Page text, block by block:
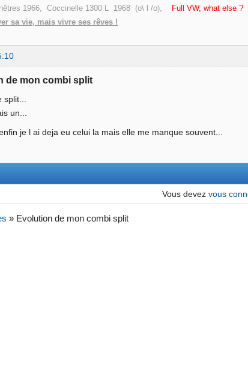
1966, Coccinelle 1300 L 1968 (o\ l /o),
Full VW, what else ?
sa vie, mais vivre ses rêves !
de mon combi split
un...
je l ai deja eu celui la mais elle me manque souvent...
Vous devez vous
» Evolution de mon combi split